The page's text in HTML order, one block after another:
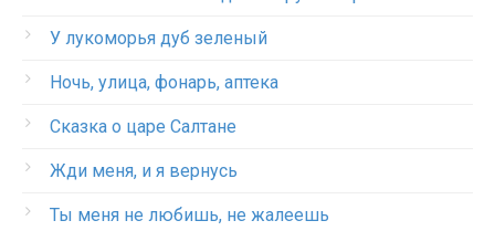
У лукоморья дуб зеленый
Ночь, улица, фонарь, аптека
Сказка о царе Салтане
Жди меня, и я вернусь
Ты меня не любишь, не жалеешь